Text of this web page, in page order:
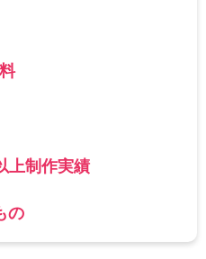
上制作実績
の